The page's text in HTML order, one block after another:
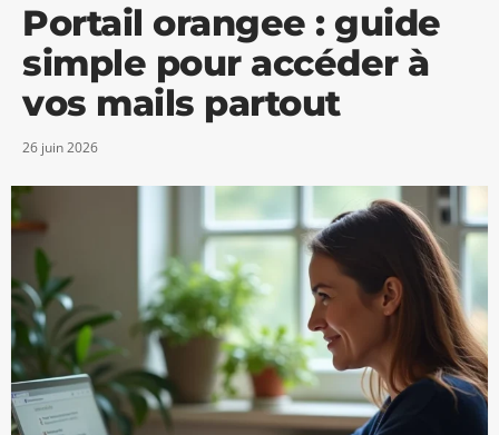
Portail orangee : guide
simple pour accéder à
vos mails partout
26 juin 2026